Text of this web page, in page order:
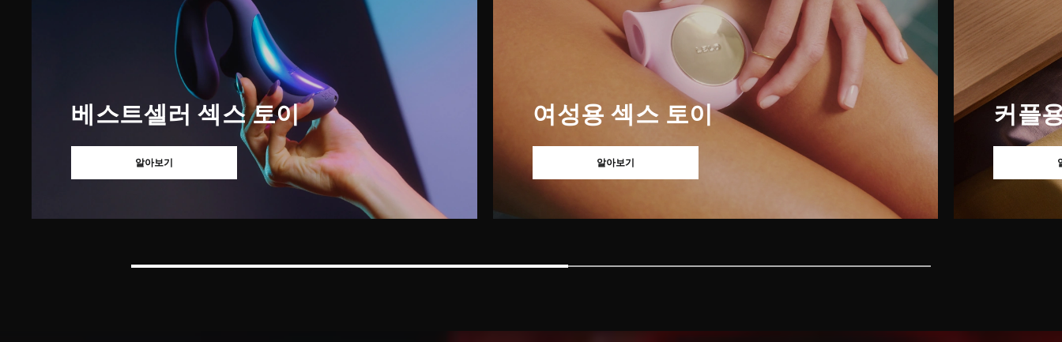
베스트셀러 섹스 토이
알아보기
여성용 섹스 토이
알아보기
커플